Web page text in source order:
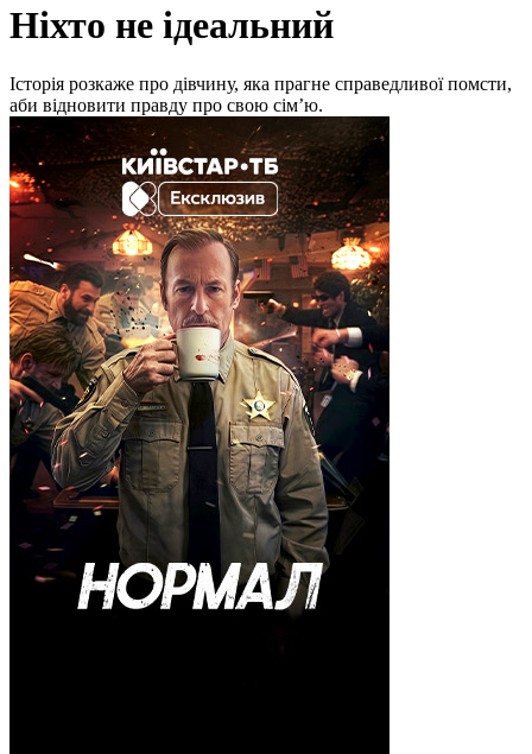
Ніхто не ідеальний
Історія розкаже про дівчину, яка прагне справедливої помсти,
аби відновити правду про свою сімʼю.